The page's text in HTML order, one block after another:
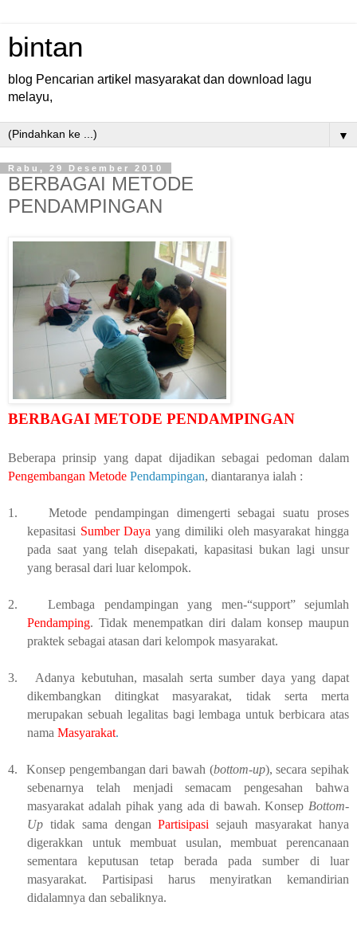
bintan
blog Pencarian artikel masyarakat dan download lagu
melayu,
▼
Rabu, 29 Desember 2010
BERBAGAI METODE
PENDAMPINGAN
BERBAGAI METODE PENDAMPINGAN
Beberapa prinsip yang dapat dijadikan sebagai pedoman dalam
Pengembangan Metode Pendampingan, diantaranya ialah :
1.
Metode pendampingan dimengerti sebagai suatu proses
kepasitasi Sumber Daya yang dimiliki oleh masyarakat hingga
pada saat yang telah disepakati, kapasitasi bukan lagi unsur
yang berasal dari luar kelompok.
2.
Lembaga pendampingan yang men-“support” sejumlah
Pendamping. Tidak menempatkan diri dalam konsep maupun
praktek sebagai atasan dari kelompok masyarakat.
3.
Adanya kebutuhan, masalah serta sumber daya yang dapat
dikembangkan ditingkat masyarakat, tidak serta merta
merupakan sebuah legalitas bagi lembaga untuk berbicara atas
nama Masyarakat.
4. Konsep pengembangan dari bawah (bottom-up), secara sepihak
sebenarnya telah menjadi semacam pengesahan bahwa
masyarakat adalah pihak yang ada di bawah. Konsep Bottom-
Up tidak sama dengan Partisipasi sejauh masyarakat hanya
digerakkan untuk membuat usulan, membuat perencanaan
sementara keputusan tetap berada pada sumber di luar
masyarakat. Partisipasi harus menyiratkan kemandirian
didalamnya dan sebaliknya.